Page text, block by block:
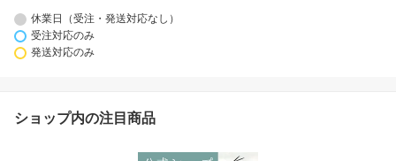
休業日（受注・発送対応なし）
受注対応のみ
発送対応のみ
ショップ内の注目商品